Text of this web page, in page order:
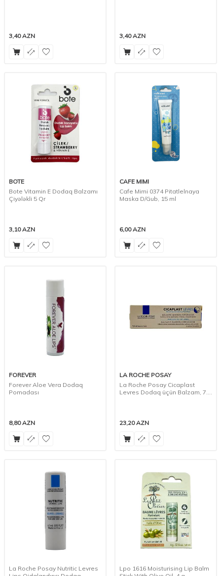
3,40AZN 3,40AZN
BOTE
Bote Vitamin E Dodaq Balzamı
Çiyələkli 5 Qr
3,10AZN
CAFE MIMI
Cafe Mimi 0374 Pitatlelnaya
Maska D/Gub, 15 ml
6,00AZN
FOREVER
Forever Aloe Vera Dodaq
Pomadası
8,80AZN
LA ROCHE POSAY
La Roche Posay Cicaplast
Levres Dodaq üçün Balzam, 7.5
23,20AZN
La Roche Posay Nutritic Levres
Lpo 1616 Moisturising Lip Balm